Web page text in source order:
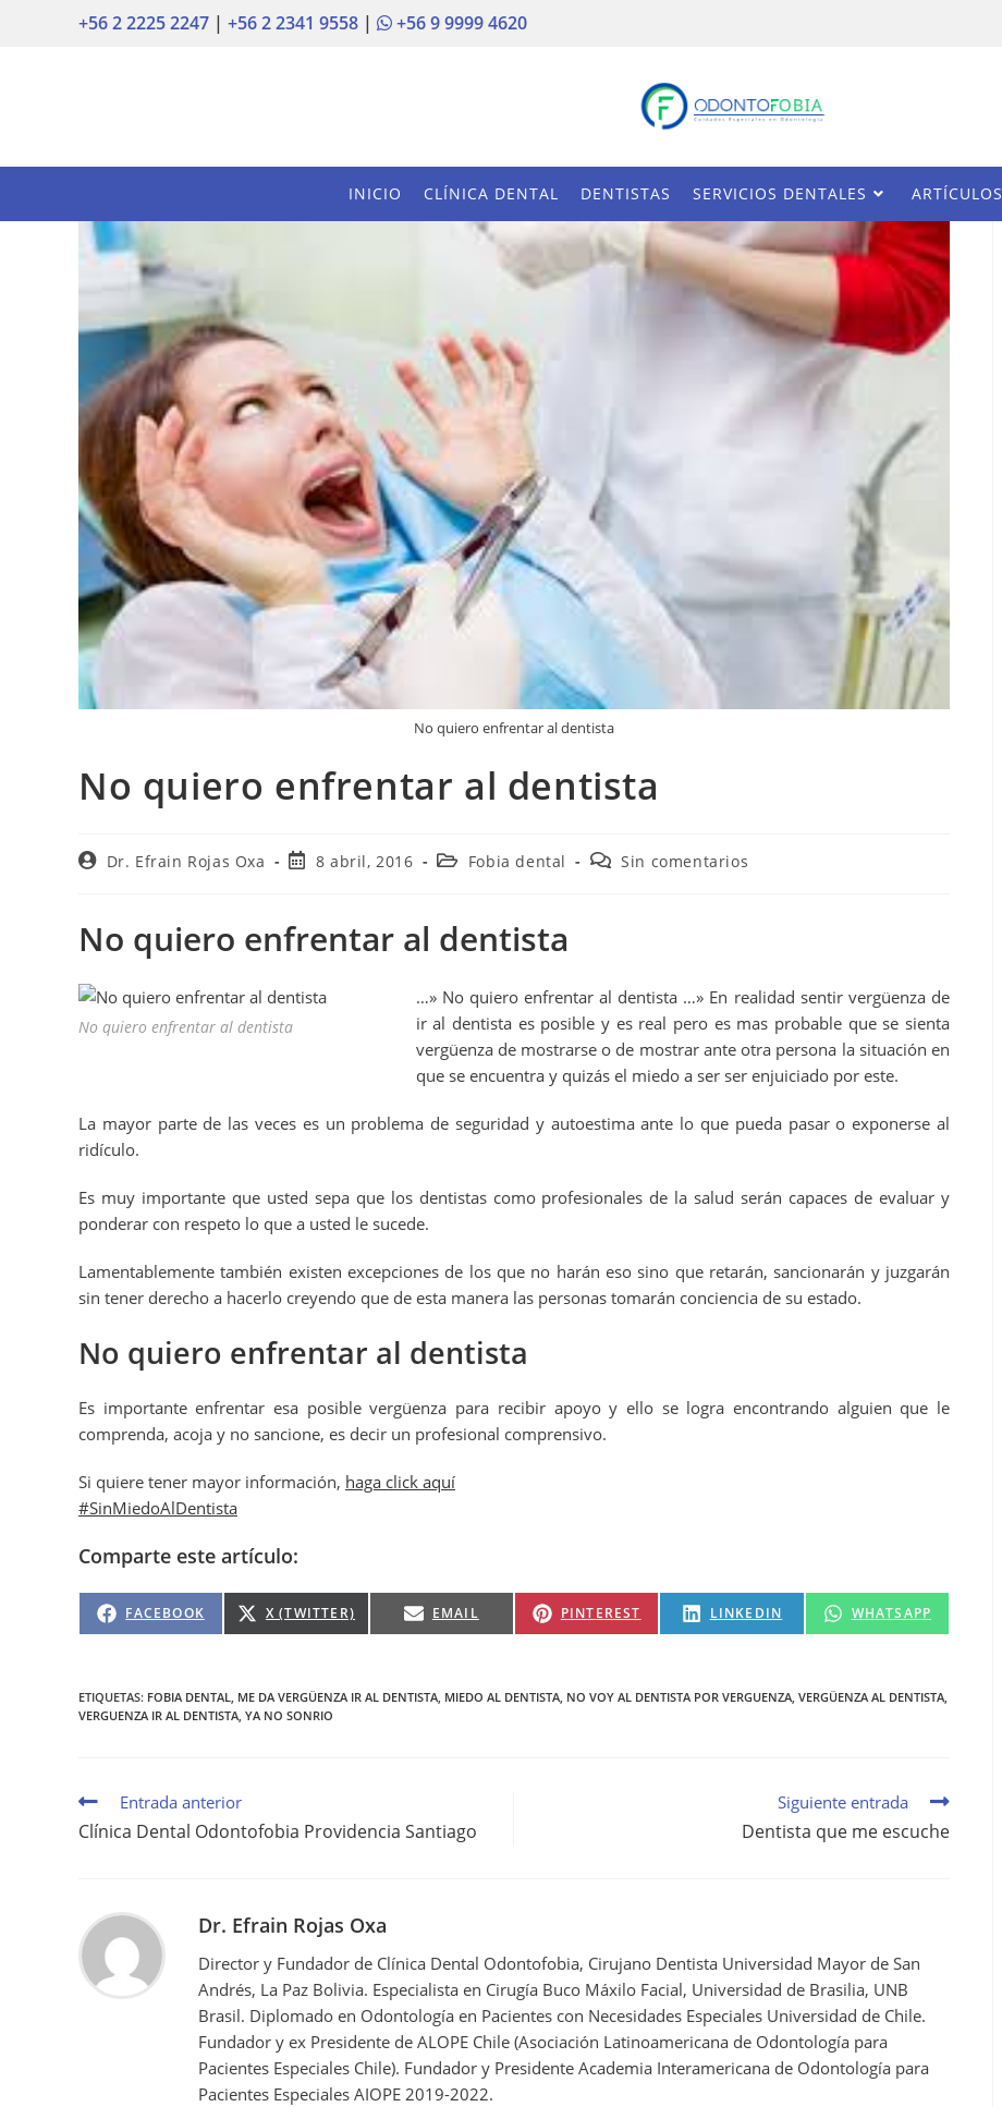
+56 2 2225 2247 | +56 2 2341 9558 | +56 9 9999 4620
INICIO CLÍNICA DENTAL DENTISTAS SERVICIOS DENTALES ARTÍCULOS
No quiero enfrentar al dentista
No quiero enfrentar al dentista
Dr. Efrain Rojas Oxa 8 abril, 2016 Fobia dental Sin comentarios
No quiero enfrentar al dentista
No quiero enfrentar al dentista
…» No quiero enfrentar al dentista …» En realidad sentir vergüenza de
ir al dentista es posible y es real pero es mas probable que se sienta
vergüenza de mostrarse o de mostrar ante otra persona la situación en
que se encuentra y quizás el miedo a ser ser enjuiciado por este.
La mayor parte de las veces es un problema de seguridad y autoestima ante lo que pueda pasar o exponerse al
ridículo.
Es muy importante que usted sepa que los dentistas como profesionales de la salud serán capaces de evaluar y
ponderar con respeto lo que a usted le sucede.
Lamentablemente también existen excepciones de los que no harán eso sino que retarán, sancionarán y juzgarán
sin tener derecho a hacerlo creyendo que de esta manera las personas tomarán conciencia de su estado.
No quiero enfrentar al dentista
Es importante enfrentar esa posible vergüenza para recibir apoyo y ello se logra encontrando alguien que le
comprenda, acoja y no sancione, es decir un profesional comprensivo.
Si quiere tener mayor información, haga click aquí
#SinMiedoAlDentista
Comparte este artículo:
FACEBOOK X (TWITTER) EMAIL PINTEREST LINKEDIN WHATSAPP
ETIQUETAS: FOBIA DENTAL ME DA VERGÜENZA IR AL DENTISTA MIEDO AL DENTISTA NO VOY AL DENTISTA POR VERGUENZA VERGÜENZA AL DENTISTA
VERGUENZA IR AL DENTISTA YA NO SONRIO
Entrada anterior
Clínica Dental Odontofobia Providencia Santiago
Siguiente entrada
Dentista que me escuche
Dr. Efrain Rojas Oxa
Director y Fundador de Clínica Dental Odontofobia, Cirujano Dentista Universidad Mayor de San
Andrés, La Paz Bolivia. Especialista en Cirugía Buco Máxilo Facial, Universidad de Brasilia, UNB
Brasil. Diplomado en Odontología en Pacientes con Necesidades Especiales Universidad de Chile.
Fundador y ex Presidente de ALOPE Chile (Asociación Latinoamericana de Odontología para
Pacientes Especiales Chile). Fundador y Presidente Academia Interamericana de Odontología para
Pacientes Especiales AIOPE 2019-2022.